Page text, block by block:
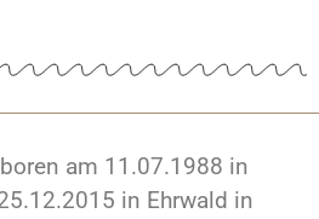
am 11.07.1988 in
in Ehrwald in